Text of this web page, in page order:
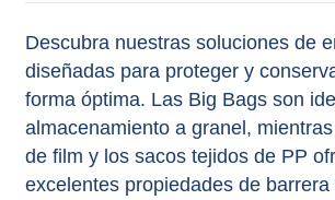
Descubra nuestras soluciones de
diseñadas para proteger y
forma óptima. Las Big Bags son
almacenamiento a granel,
de film y los sacos tejidos de PP
excelentes propiedades de barrera